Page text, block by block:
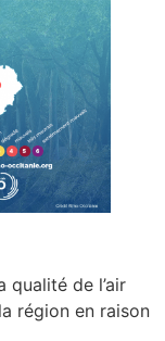
qualité de l’air
région en raison